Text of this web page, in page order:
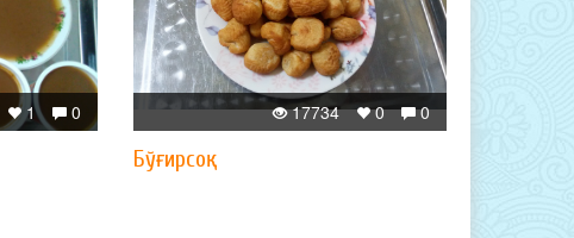
0
1 0
0
17734
Бўғирсоқ